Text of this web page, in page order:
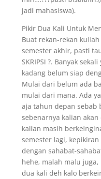
jadi mahasiswa).
Pikir Dua Kali Untuk
Buat rekan-rekan
semester akhir, pasti
SKRIPSI ?. Banyak
kadang belum siap
Mulai dari belum ada
mulai dari mana. Ada
aja tahun depan sebab
sebenarnya kalian
kalian masih
semester lagi,
dengan sahabat-
hehe, malah malu
dua kali deh kalo